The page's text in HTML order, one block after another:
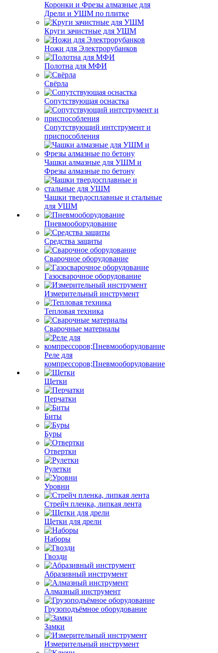
Коронки и Фрезы алмазные для
Дрели и УШМ по плитке
Круги зачистные для УШМ
Ножи для Электрорубанков
Полотна для МФИ
Свёрла
Сопутствующая оснастка
Сопутствующий интструмент и
приспособления
Чашки алмазные для УШМ и
Фрезы алмазные по бетону
Чашки твердосплавные и стальные
для УШМ
Пневмооборудование
Средства защиты
Сварочное оборудование
Газосварочное оборудование
Измерительный инструмент
Тепловая техника
Сварочные материалы
Реле для
компрессоров;Пневмооборудование
Щетки
Перчатки
Биты
Буры
Отвертки
Рулетки
Уровни
Стрейч пленка, липкая лента
Щетки для дрели
Наборы
Гвозди
Абразивный инструмент
Алмазный инструмент
Грузоподъёмное оборудование
Замки
Измерительный инструмент